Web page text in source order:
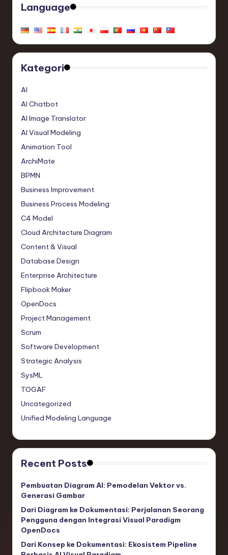
Language
Kategori
AI
AI Chatbot
AI Image Translator
AI Visual Modeling
Animation Tool
ArchiMate
BPMN
Business Improvement
Business Process Modeling
C4 Model
Cloud Architecture Diagram
Content & Visual
Database Design
Enterprise Architecture
Flipbook Maker
OpenDocs
Project Management
Scrum
Software Development
Strategic Analysis
SysML
TOGAF
Uncategorized
Unified Modeling Language
Recent Posts
Pembuatan Diagram AI: Pemodelan Vektor vs.
Generasi Gambar
Dari Diagram ke Dokumentasi: Perjalanan Seorang
Pengguna dengan Integrasi Visual Paradigm
OpenDocs
Dari Konsep ke Dokumentasi: Ekosistem Pipeline